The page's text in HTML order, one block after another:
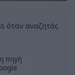
όταν αναζητάς
πηγή